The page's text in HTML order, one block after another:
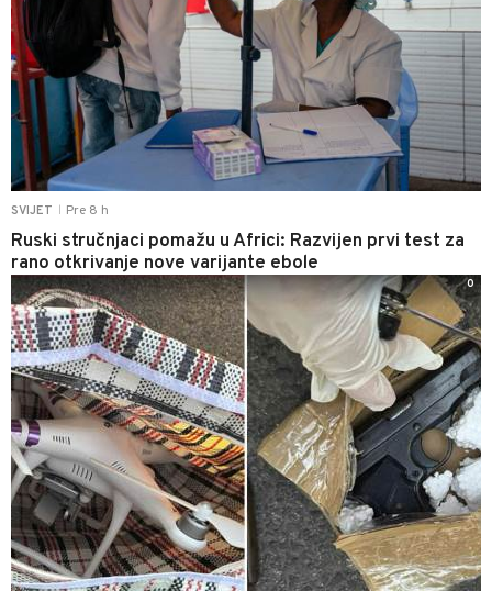
SVIJET Pre 8 h
Ruski stručnjaci pomažu u Africi: Razvijen prvi test za
rano otkrivanje nove varijante ebole
0